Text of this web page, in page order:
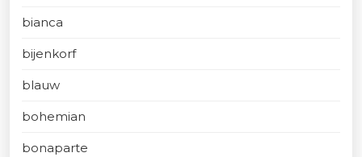
bianca
bijenkorf
blauw
bohemian
bonaparte